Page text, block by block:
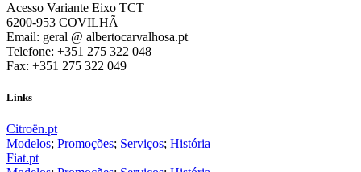
Acesso Variante Eixo TCT
6200-953 COVILHÃ
Email: geral @ albertocarvalhosa.pt
Telefone: +351 275 322 048
Fax: +351 275 322 049
Links
Citroën.pt
Modelos; Promoções; Serviços; História
Fiat.pt